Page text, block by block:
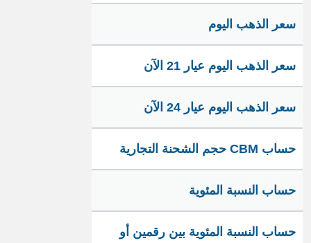
سعر الذهب اليوم
سعر الذهب اليوم عيار 21 الآن
سعر الذهب اليوم عيار 24 الآن
حساب CBM حجم الشحنة التجارية
حساب النسبة المئوية
حساب النسبة المئوية بين رقمين أو